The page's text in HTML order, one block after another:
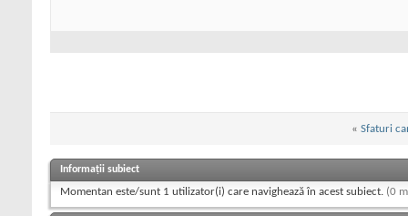
« Sfaturi
Informații subiect
Momentan este/sunt 1 utilizator(i) care navighează în acest subiect. (0